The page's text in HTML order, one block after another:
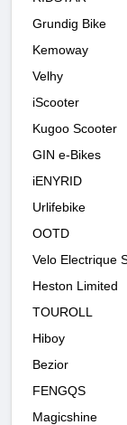
Grundig Bike
Kemoway
Velhy
iScooter
Kugoo Scooter
GIN e-Bikes
iENYRID
Urlifebike
OOTD
Velo Electrique
Heston Limited
TOUROLL
Hiboy
Bezior
FENGQS
Magicshine